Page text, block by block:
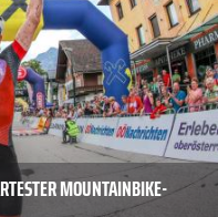
MOUNTAINBIKE-